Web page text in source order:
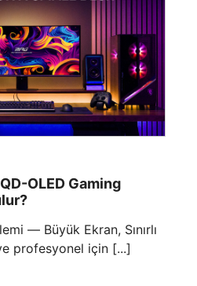
OLED Gaming
— Büyük Ekran, Sınırlı
ve profesyonel için [...]